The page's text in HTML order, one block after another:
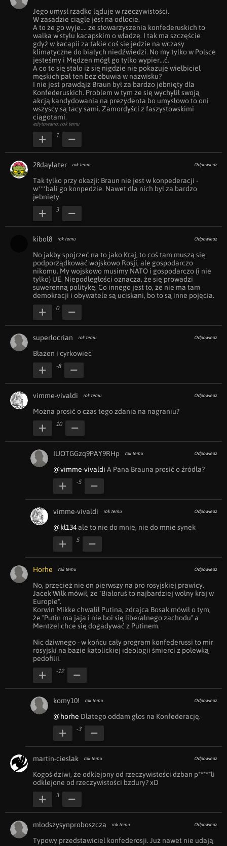
Jego umysł rzadko ląduje w rzeczywistości.
W zasadzie ciągle jest na odlocie.
A to że go wyje.... ze stowarzyszenia konfederuskich to
walka w stylu kacapskim o władzę. I tak ma szczęście
gdyż w kacapii za takie coś się jedzie na wczasy
klimatyczne do białych niedźwiedzi. No my tylko w Polsce
jesteśmy i Mędzen mógł go tylko wypier...ć.
A co to się stało iż się nigdzie nie pokazuje wielbiciel
męskich pał ten bez obuwia w nazwisku?
I nie jest prawdąiż Braun był za bardzo jebnięty dla
Konfederuskich. Problem w tym że się wychylił swoją
akcją kandydowania na prezydenta bo umysłowo to oni
wszyscy są tacy sami. Zamordyści z faszystowskimi
ciągotami.
edytowano: rok temu
1
28daylater rok temu Odpowiedz
Tak tylko przy okazji: Braun nie jest w konpederacji -
w***bali go konpedzie. Nawet dla nich był za bardzo
jebnięty.
3
kibol8 rok temu Odpowiedz
No jakby spojrzeć na to jako Kraj, to coś tam muszą się
podporządkować wojskowo Rosji, ale gospodarczo
nikomu. My wojskowo musimy NATO i gospodarczo (i nie
tylko) UE. Niepodległości oznacza, że się prowadzi
suwerenną politykę. Co innego jest to, że nie ma tam
0
superlocrian rok temu Odpowiedz
Błazen i cyrkowiec
-8
vimme-vivaldi rok temu Odpowiedz
Można prosić o czas tego zdania na nagraniu?
10
IUOTGGzq9PAY9RHp rok temu Odpowiedz
@vimme-vivaldi A Pana Brauna prosić o źródła?
-5
vimme-vivaldi rok temu Odpowiedz
@kl134 ale to nie do mnie, nie do mnie synek
5
Horhe rok temu Odpowiedz
No, przecież nie on pierwszy na pro rosyjskiej prawicy.
Jacek Wilk mówił, że "Białoruś to najbardziej wolny kraj w
Europie".
Korwin Mikke chwalił Putina, zdrajca Bosak mówił o tym,
że "Putin ma jaja i nie boi się liberalnego zachodu" a
Mentzel chce się dogadywać z Putinem.
Nic dziwnego - w końcu cały program konfederussi to mir
rosyjski na bazie katolickiej ideologii śmierci z polewką
pedofilii.
-12
komy10! rok temu Odpowiedz
@horhe Dlatego oddam głos na Konfederację.
-3
martin-cieslak rok temu Odpowiedz
Kogoś dziwi, że odklejony od rzeczywistości dzban p*****li
odklejone od rzeczywistości bzdury? xD
3
młodszysynproboszcza rok temu Odpowiedz
Typowy przedstawiciel konfederosji. Już nawet nie udają